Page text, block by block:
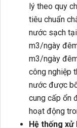
lý theo quy
tiêu chuẩn
nước sạch
m3/ngày
m3/ngày
công nghiệp
nước được
cung cấp ổn
hoạt động
Hệ thống xử